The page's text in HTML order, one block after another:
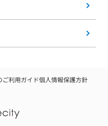
ご利用ガイド個人情報保護方針